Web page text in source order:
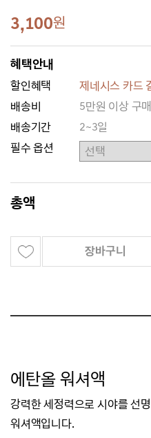
3,100원
혜택안내
할인혜택
제네시스 카드
배송비
5만원 이상 구
배송기간
2~3일
필수 옵션
총액
장바구니
에탄올 워셔액
강력한 세정력으로 시야를 선
워셔액입니다.